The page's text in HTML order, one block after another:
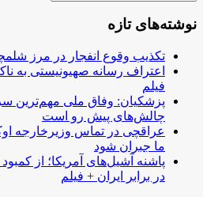
نوشته‌های تازه
تکذیب وقوع انفجار در مرز
اعتراف رسانه صهیونیستی به
فیلم
پزشکیان: وفاق ملی مهم‌ترین
چالش‌های پیش رو است
عراقچی در تماس وزیرخارجه
ما جبران شود
پاشنه آشیل‌های آمریکا؛ از
در برابر ایران + فیلم